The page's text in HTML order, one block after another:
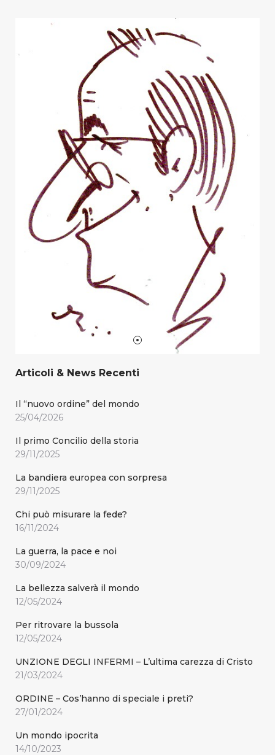
Articoli & News Recenti
Il “nuovo ordine” del mondo
25/04/2026
Il primo Concilio della storia
29/11/2025
La bandiera europea con sorpresa
29/11/2025
Chi può misurare la fede?
16/11/2024
La guerra, la pace e noi
30/09/2024
La bellezza salverà il mondo
12/05/2024
Per ritrovare la bussola
12/05/2024
UNZIONE DEGLI INFERMI – L’ultima carezza di Cristo
21/03/2024
ORDINE – Cos’hanno di speciale i preti?
27/01/2024
Un mondo ipocrita
14/10/2023